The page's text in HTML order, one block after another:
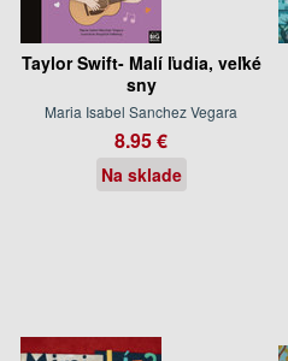
Taylor Swift- Malí ľudia, veľké
sny
Maria Isabel Sanchez Vegara
8.95 €
Na sklade